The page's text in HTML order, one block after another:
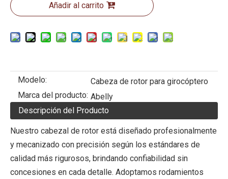
Añadir al carrito
Modelo:
Cabeza de rotor para girocóptero
Marca del producto: Abelly
Descripción del Producto
Nuestro cabezal de rotor está diseñado profesionalmente
y mecanizado con precisión según los estándares de
calidad más rigurosos, brindando confiabilidad sin
concesiones en cada detalle. Adoptamos rodamientos